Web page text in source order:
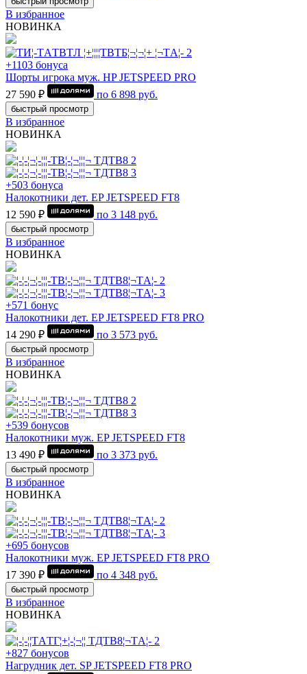
В избранное
НОВИНКА
+1103 бонуса
Шорты игрока муж. HP JETSPEED PRO
27 590 ₽
по 6 898 руб.
быстрый просмотр
В избранное
НОВИНКА
+503 бонуса
Налокотники дет. EP JETSPEED FT8
12 590 ₽
по 3 148 руб.
быстрый просмотр
В избранное
НОВИНКА
+571 бонус
Налокотники дет. EP JETSPEED FT8 PRO
14 290 ₽
по 3 573 руб.
быстрый просмотр
В избранное
НОВИНКА
+539 бонусов
Налокотники муж. EP JETSPEED FT8
13 490 ₽
по 3 373 руб.
быстрый просмотр
В избранное
НОВИНКА
+695 бонусов
Налокотники муж. EP JETSPEED FT8 PRO
17 390 ₽
по 4 348 руб.
быстрый просмотр
В избранное
НОВИНКА
+827 бонусов
Нагрудник дет. SP JETSPEED FT8 PRO